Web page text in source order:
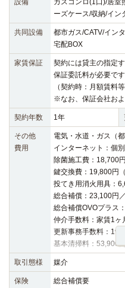
ーズケース/収納/イン
共同設備
都市ガス/CATV/イン
宅配BOX
家賃保証
契約には貸主の指定
保証委託料が必要です
（契約時：月額賃料
※なお、保証会社およ
契約年数 1年
その他
費用
電気・水道・ガス（
インターネット：個
除菌施工費：18,700
鍵交換費：19,800円
投てき用消火用具：
総合補償：23,100円
総合補償OVOプラス
仲介手数料：家賃1
更新事務手数料：
基本清掃料：53,900
取引態様 媒介
保険 総合補償要